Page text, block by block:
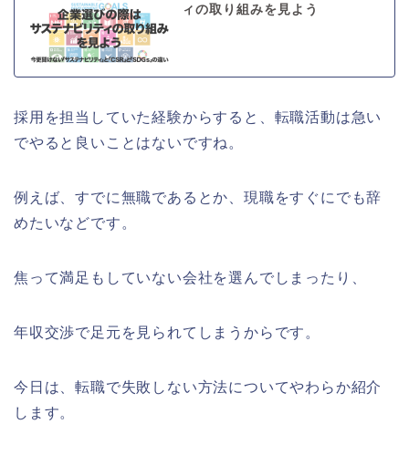
ィの取り組みを見よう
採用を担当していた経験からすると、転職活動は急い
でやると良いことはないですね。
例えば、すでに無職であるとか、現職をすぐにでも辞
めたいなどです。
焦って満足もしていない会社を選んでしまったり、
年収交渉で足元を見られてしまうからです。
今日は、転職で失敗しない方法についてやわらか紹介
します。